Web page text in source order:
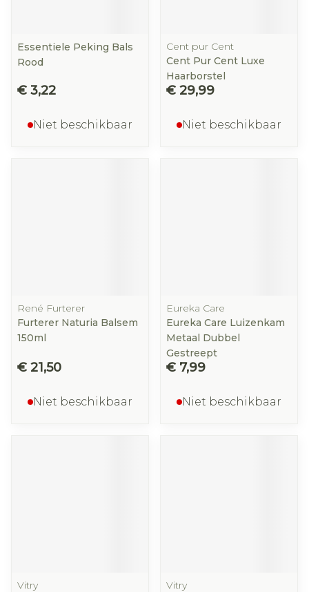
Essentiele Peking Bals
Rood
€ 3,22
Niet beschikbaar
Cent pur Cent
Cent Pur Cent Luxe
Haarborstel
€ 29,99
Niet beschikbaar
René Furterer
Furterer Naturia Balsem
150ml
€ 21,50
Niet beschikbaar
Eureka Care
Eureka Care Luizenkam
Metaal Dubbel
Gestreept
€ 7,99
Niet beschikbaar
Vitry
Vitry